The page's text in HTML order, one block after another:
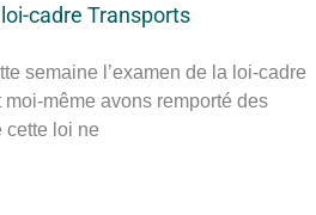
cadre Transports
semaine l’examen de la loi-cadre
même avons remporté des
cette loi ne